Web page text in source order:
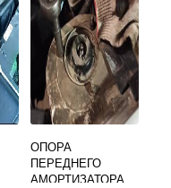
ОПОРА
ПЕРЕДНЕГО
АМОРТИЗАТОРА